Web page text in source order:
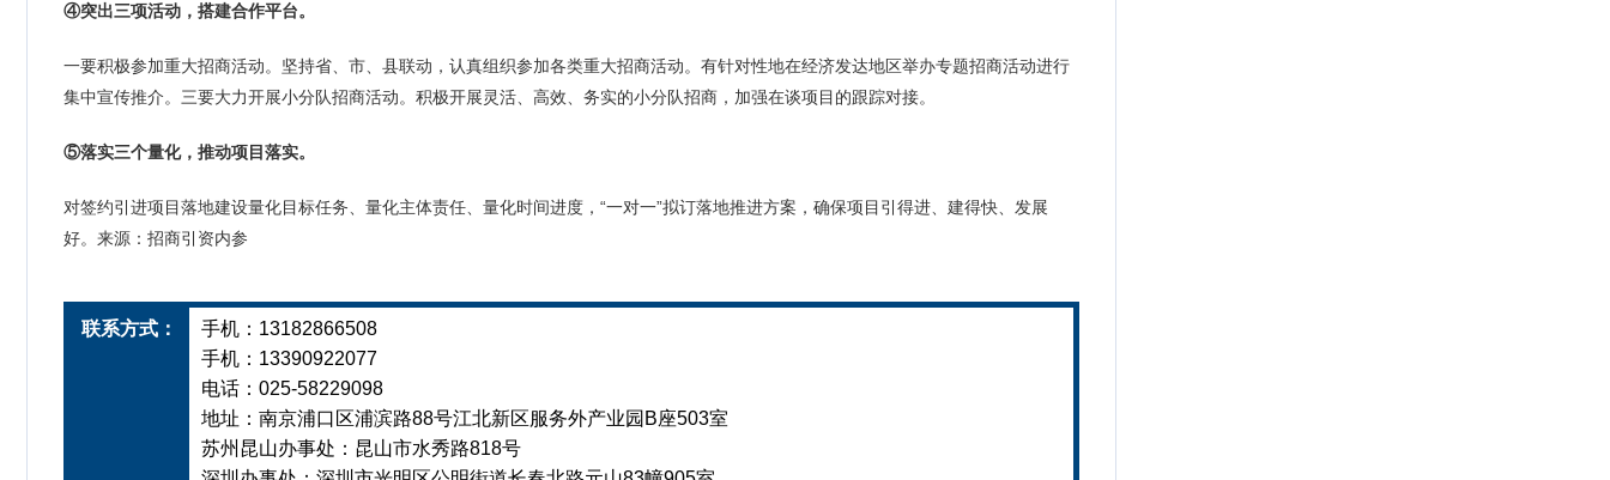
④突出三项活动，搭建合作平台。
一要积极参加重大招商活动。坚持省、市、县联动，认真组织参加各类重大招商活动。有针对性地在经济发达地区举办专题招商活动进行
集中宣传推介。三要大力开展小分队招商活动。积极开展灵活、高效、务实的小分队招商，加强在谈项目的跟踪对接。
⑤落实三个量化，推动项目落实。
对签约引进项目落地建设量化目标任务、量化主体责任、量化时间进度，“一对一”拟订落地推进方案，确保项目引得进、建得快、发展
好。来源：招商引资内参
联系方式：
手机：13182866508
手机：13390922077
电话：025-58229098
地址：南京浦口区浦滨路88号江北新区服务外产业园B座503室
苏州昆山办事处：昆山市水秀路818号